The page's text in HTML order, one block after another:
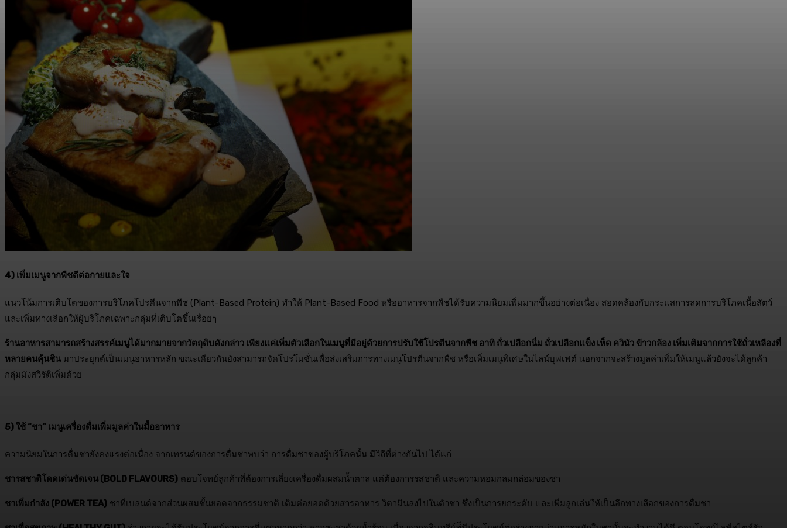
4) เพิ่มเมนูจากพืชดีต่อกายและใจ
แนวโน้มการเติบโตของการบริโภคโปรตีนจากพืช (Plant-Based Protein) ทำให้ Plant-Based Food หรืออาหารจากพืชได้รับความนิยมเพิ่มมากขึ้นอย่างต่อเนื่อง สอดคล้องกับกระแสการลดการบริโภคเนื้อสัตว์
และเพิ่มทางเลือกให้ผู้บริโภคเฉพาะกลุ่มที่เติบโตขึ้นเรื่อยๆ
ร้านอาหารสามารถสร้างสรรค์เมนูได้มากมายจากวัตถุดิบดังกล่าว เพียงแค่เพิ่มตัวเลือกในเมนูที่มีอยู่ด้วยการปรับใช้โปรตีนจากพืช อาทิ ถั่วเปลือกนิ่ม ถั่วเปลือกแข็ง เห็ด ควินัว ข้าวกล้อง เพิ่มเติมจากการใช้ถั่วเหลืองที่
หลายคนคุ้นชินมาประยุกต์เป็นเมนูอาหารหลัก ขณะเดียวกันยังสามารถจัดโปรโมชั่นเพื่อส่งเสริมการทางเมนูโปรตีนจากพืช หรือเพิ่มเมนูพิเศษในไลน์บุฟเฟต์ นอกจากจะสร้างมูลค่าเพิ่มให้เมนูแล้วยังจะได้ลูกค้า
กลุ่มมังสวิรัติเพิ่มด้วย
5) ใช้ “ชา” เมนูเครื่องดื่มเพิ่มมูลค่าในมื้ออาหาร
ความนิยมในการดื่มชายังคงแรงต่อเนื่อง จากเทรนด์ของการดื่มชาพบว่า การดื่มชาของผู้บริโภคนั้น มีวิถีที่ต่างกันไป ได้แก่
ชารสชาติโดดเด่นชัดเจน (BOLD FLAVOURS) ตอบโจทย์ลูกค้าที่ต้องการเลี่ยงเครื่องดื่มผสมน้ำตาล แต่ต้องการรสชาติ และความหอมกลมกล่อมของชา
ชาเพิ่มกำลัง (POWER TEA) ชาที่เบลนด์จากส่วนผสมชั้นยอดจากธรรมชาติ เติมต่อยอดด้วยสารอาหาร วิตามินลงไปในตัวชา ซึ่งเป็นการยกระดับ และเพิ่มลูกเล่นให้เป็นอีกทางเลือกของการดื่มชา